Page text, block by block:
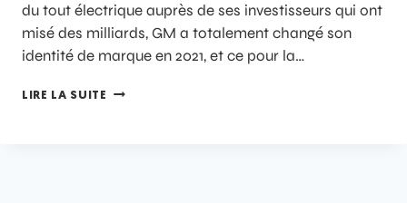
du tout électrique auprès de ses investisseurs qui ont
misé des milliards, GM a totalement changé son
identité de marque en 2021, et ce pour la…
LIRE LA SUITE